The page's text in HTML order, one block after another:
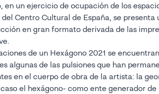
en un ejercicio de ocupación de los
Centro Cultural de España, se presenta
en gran formato derivada de las
de un Hexágono 2021 se encuentran
algunas de las pulsiones que han
en el cuerpo de obra de la artista: la
el hexágono- como ente generador de